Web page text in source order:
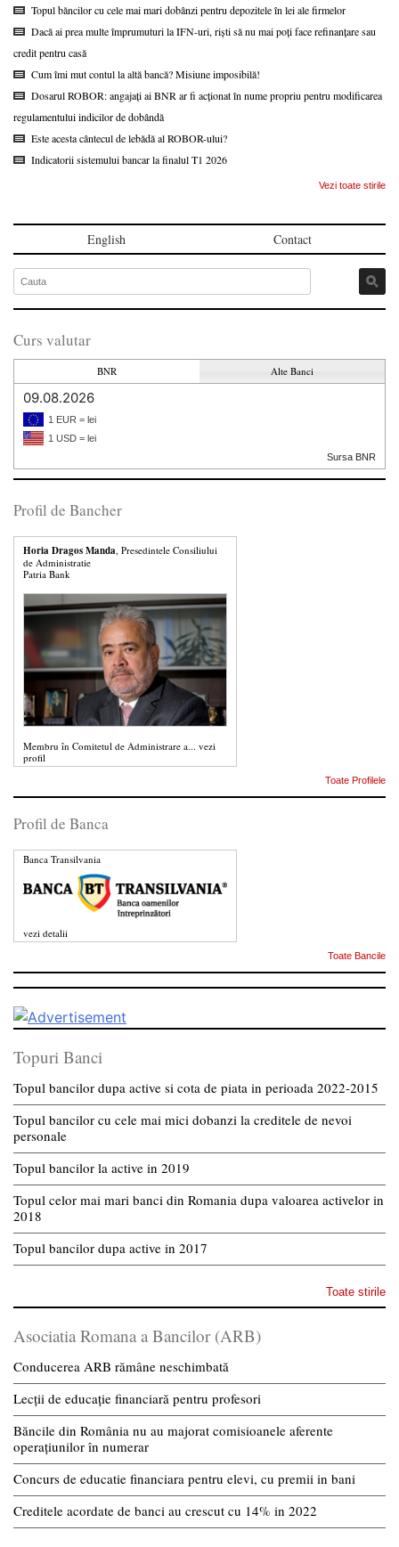
Topul băncilor cu cele mai mari dobânzi pentru depozitele în lei ale firmelor
Dacă ai prea multe împrumuturi la IFN-uri, riști să nu mai poți face refinanțare sau
credit pentru casă
Cum îmi mut contul la altă bancă? Misiune imposibilă!
Dosarul ROBOR: angajați ai BNR ar fi acționat în nume propriu pentru modificarea
regulamentului indicilor de dobândă
Este acesta cântecul de lebădă al ROBOR-ului?
Indicatorii sistemului bancar la finalul T1 2026
Vezi toate stirile
English Contact
Curs valutar
BNR Alte Banci
09.08.2026
1 EUR = lei
1 USD = lei
Sursa BNR
Profil de Bancher
Horia Dragos Manda, Presedintele Consiliului
de Administratie
Patria Bank
Membru în Comitetul de Administrare a... vezi
profil
Toate Profilele
Profil de Banca
Banca Transilvania
vezi detalii
Toate Bancile
Topuri Banci
Topul bancilor dupa active si cota de piata in perioada 2022-2015
Topul bancilor cu cele mai mici dobanzi la creditele de nevoi
personale
Topul bancilor la active in 2019
Topul celor mai mari banci din Romania dupa valoarea activelor in
2018
Topul bancilor dupa active in 2017
Toate stirile
Asociatia Romana a Bancilor (ARB)
Conducerea ARB rămâne neschimbată
Lecții de educație financiară pentru profesori
Băncile din România nu au majorat comisioanele aferente
operațiunilor în numerar
Concurs de educatie financiara pentru elevi, cu premii in bani
Creditele acordate de banci au crescut cu 14% in 2022